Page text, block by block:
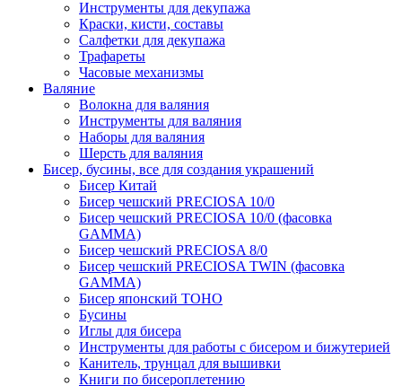
Инструменты для декупажа
Краски, кисти, составы
Салфетки для декупажа
Трафареты
Часовые механизмы
Валяние
Волокна для валяния
Инструменты для валяния
Наборы для валяния
Шерсть для валяния
Бисер, бусины, все для создания украшений
Бисер Китай
Бисер чешский PRECIOSA 10/0
Бисер чешский PRECIOSA 10/0 (фасовка
GAMMA)
Бисер чешский PRECIOSA 8/0
Бисер чешский PRECIOSA TWIN (фасовка
GAMMA)
Бисер японский TOHO
Бусины
Иглы для бисера
Инструменты для работы с бисером и бижутерией
Канитель, трунцал для вышивки
Книги по бисероплетению